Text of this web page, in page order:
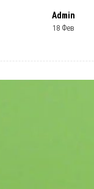
Admin
18 Фев